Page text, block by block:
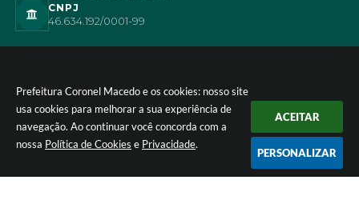
Prefeitura Coronel Macedo e os cookies: nosso site
usa cookies para melhorar a sua experiência de
navegação. Ao continuar você concorda com a
nossa Política de Cookies e Privacidade.
ACEITAR
PERSONALIZAR
CNPJ
46.634.192/0001-99